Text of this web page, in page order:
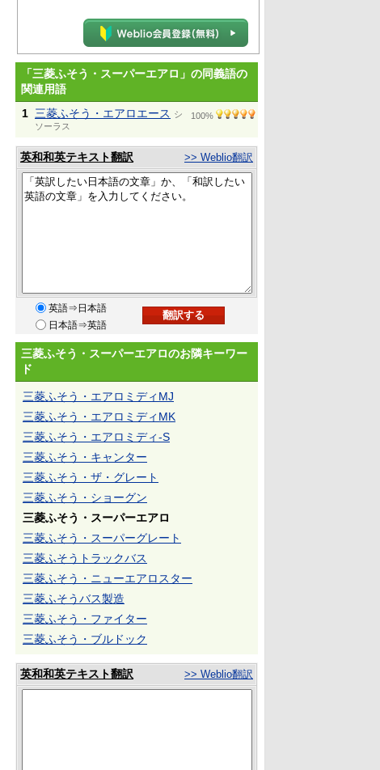
「三菱ふそう・スーパーエアロ」の同義語の
関連用語
1 三菱ふそう・エアロエース シ
ソーラス
100%
英和和英テキスト翻訳 >> Weblio翻訳
英語⇒日本語
日本語⇒英語
三菱ふそう・スーパーエアロのお隣キーワー
ド
三菱ふそう・エアロミディMJ
三菱ふそう・エアロミディMK
三菱ふそう・エアロミディ-S
三菱ふそう・キャンター
三菱ふそう・ザ・グレート
三菱ふそう・ショーグン
三菱ふそう・スーパーエアロ
三菱ふそう・スーパーグレート
三菱ふそうトラックバス
三菱ふそう・ニューエアロスター
三菱ふそうバス製造
三菱ふそう・ファイター
三菱ふそう・ブルドック
英和和英テキスト翻訳 >> Weblio翻訳